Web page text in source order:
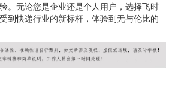
。无论您是企业还是个人用户，选择飞时
到快递行业的新标杆，体验到无与伦比的